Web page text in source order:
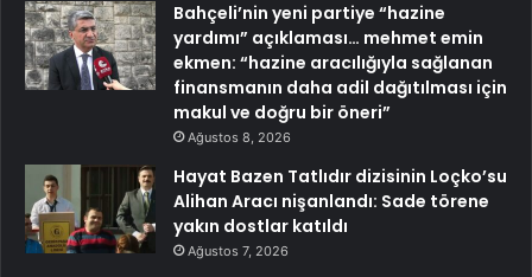
Bahçeli’nin yeni partiye “hazine
yardımı” açıklaması… mehmet emin
ekmen: “hazine aracılığıyla sağlanan
finansmanın daha adil dağıtılması için
makul ve doğru bir öneri”
Ağustos 8, 2026
Hayat Bazen Tatlıdır dizisinin Loçko’su
Alihan Aracı nişanlandı: Sade törene
yakın dostlar katıldı
Ağustos 7, 2026